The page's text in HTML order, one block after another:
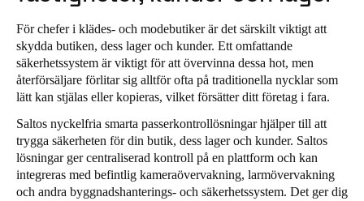
Português
Italy
Italiano
Russia
Russian
För chefer i klädes- och modebutiker är det särskilt viktigt att
skydda butiken, dess lager och kunder. Ett omfattande
säkerhetssystem är viktigt för att övervinna dessa hot, men
återförsäljare förlitar sig alltför ofta på traditionella nycklar som
lätt kan stjälas eller kopieras, vilket försätter ditt företag i fara.
Saltos nyckelfria smarta passerkontrollösningar hjälper till att
trygga säkerheten för din butik, dess lager och kunder. Saltos
lösningar ger centraliserad kontroll på en plattform och kan
integreras med befintlig kameraövervakning, larmövervakning
och andra byggnadshanterings- och säkerhetssystem. Det ger dig